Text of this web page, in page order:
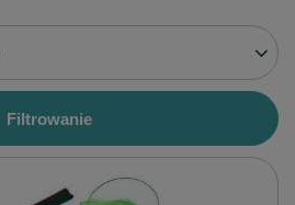
Filtrowanie